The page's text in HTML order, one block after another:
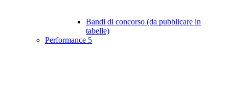
Bandi di concorso (da pubblicare in
tabelle)
Performance 5